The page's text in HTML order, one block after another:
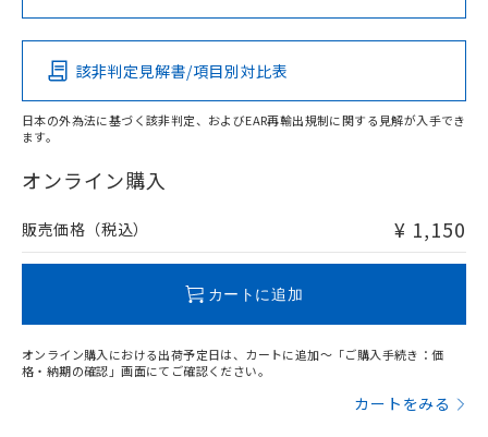
Pb Hg Cd Cr(VI)
O
在庫等で未対応品が混在する可能性があります。
問い合わせください。
この製品の規格認証/適合状況ページへ
その他の認証はこちらのページからご検索ください
該非判定見解書/項目別対比表
日本の外為法に基づく該非判定、およびEAR再輸出規制に関する見解が入手でき
ます。
オンライン購入
販売価格（税込） ¥ 1,150
カートに追加
オンライン購入における出荷予定日は、カートに追加～「ご購入手続き：価
格・納期の確認」画面にてご確認ください。
カートをみる